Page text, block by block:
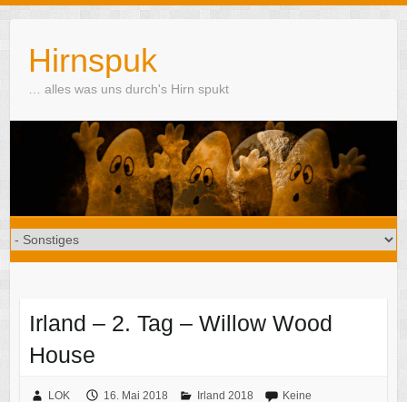
contentHirnspuk
… alles was uns durch's Hirn spukt
Irland – 2. Tag – Willow Wood
House
LOK 16. Mai 2018 Irland 2018
Keine